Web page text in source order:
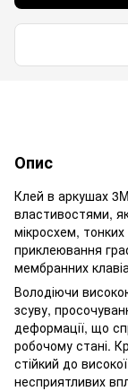
Опис
Клей в аркушах
властивостями,
мікросхем,
приклеювання
мембранних
Володіючи
зсуву,
деформації, що
робочому стані.
стійкий до
несприятливих